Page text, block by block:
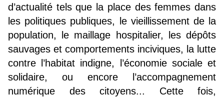
d’actualité tels que la place des femmes dans
les politiques publiques, le vieillissement de la
population, le maillage hospitalier, les dépôts
sauvages et comportements inciviques, la lutte
contre l’habitat indigne, l’économie sociale et
solidaire, ou encore l’accompagnement
numérique des citoyens... Cette fois,